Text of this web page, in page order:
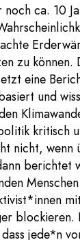
ca. 10
zu können.
eine
und
kritisch
nicht, wenn
berichtet
blockieren.
jede*n